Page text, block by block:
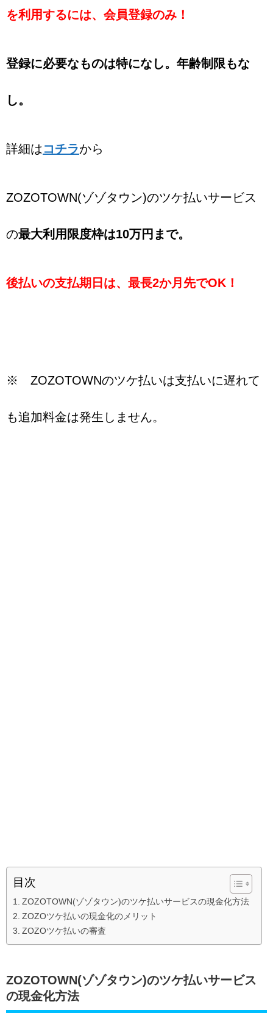
を利用するには、会員登録のみ！
登録に必要なものは特になし。年齢制限もな
し。
詳細は コチラから
ZOZOTOWN(ゾゾタウン)のツケ払いサービス
の最大利用限度枠は10万円まで。
後払いの支払期日は、最長2か月先でOK！
※ ZOZOTOWNのツケ払いは支払いに遅れて
も追加料金は発生しません。
目次
ZOZOTOWN(ゾゾタウン)のツケ払いサービスの現金化方法
ZOZOツケ払いの現金化のメリット
ZOZOツケ払いの審査
ZOZOTOWN(ゾゾタウン)のツケ払いサービス
の現金化方法